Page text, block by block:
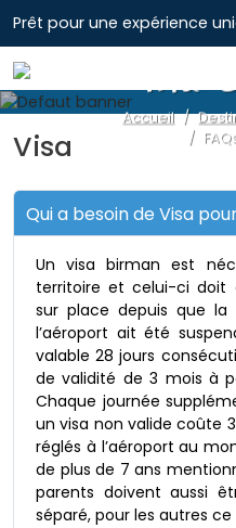
Prêt pour une expérience
FAQs
Accueil
Visa
Qui a besoin de Visa
Un visa birman est
territoire et celui-ci doit
sur place depuis que la
l’aéroport ait été
valable 28 jours
de validité de 3 mois à
Chaque journée
un visa non valide coûte
réglés à l’aéroport au
de plus de 7 ans
parents doivent aussi
séparé, pour les autres ce